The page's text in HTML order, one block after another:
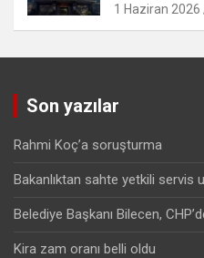
1 Haziran 2026
Son yazılar
Rahmi Koç’a soruşturma
Bakanlıktan sahte yetkili servis
Belediye Başkanı Bilecen,
Kira zam oranı belli oldu